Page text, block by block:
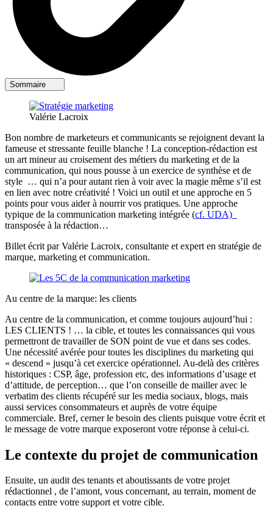
Sommaire
Valérie Lacroix
Bon nombre de marketeurs et communicants se rejoignent devant la
fameuse et stressante feuille blanche ! La conception-rédaction est
un art mineur au croisement des métiers du marketing et de la
communication, qui nous pousse à un exercice de synthèse et de
style … qui n’a pour autant rien à voir avec la magie même s’il est
en lien avec notre créativité ! Voici un outil et une approche en 5
points pour vous aider à nourrir vos pratiques. Une approche
typique de la communication marketing intégrée (cf. UDA)
transposée à la rédaction…
Billet écrit par Valérie Lacroix, consultante et expert en stratégie de
marque, marketing et communication.
Au centre de la marque: les clients
Au centre de la communication, et comme toujours aujourd’hui :
LES CLIENTS ! … la cible, et toutes les connaissances qui vous
permettront de travailler de SON point de vue et dans ses codes.
Une nécessité avérée pour toutes les disciplines du marketing qui
« descend » jusqu’à cet exercice opérationnel. Au-delà des critères
historiques : CSP, âge, profession etc, des informations d’usage et
d’attitude, de perception… que l’on conseille de mailler avec le
verbatim des clients récupéré sur les media sociaux, blogs, mais
aussi services consommateurs et auprès de votre équipe
commerciale. Bref, cerner le besoin des clients puisque votre écrit et
le message de votre marque exposeront votre réponse à celui-ci.
Le contexte du projet de communication
Ensuite, un audit des tenants et aboutissants de votre projet
rédactionnel , de l’amont, vous concernant, au terrain, moment de
contacts entre votre support et votre cible.